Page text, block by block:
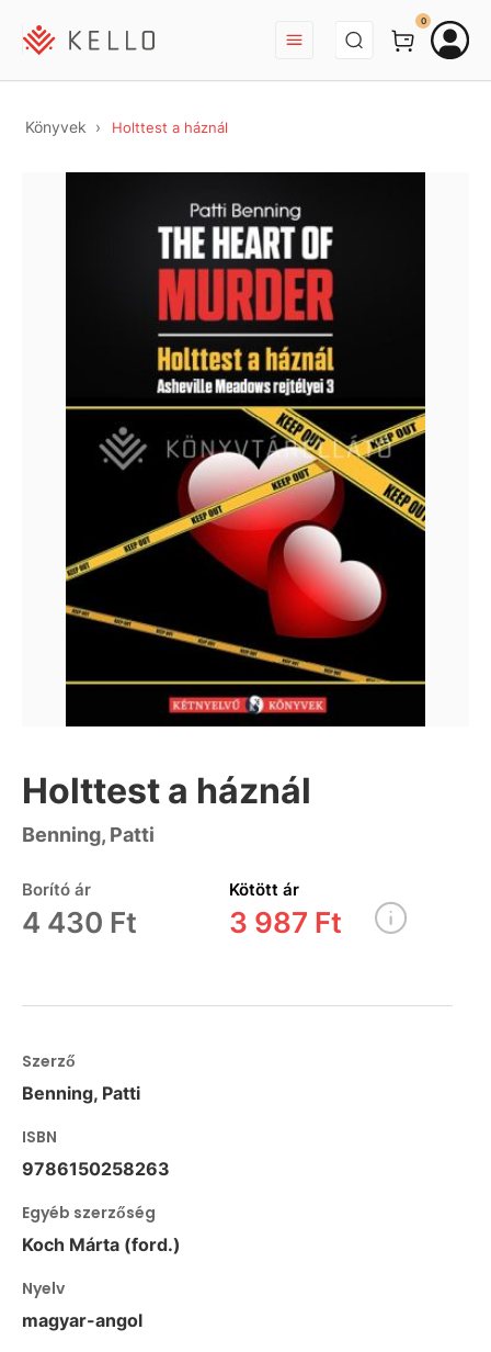
BEJELENTKEZÉS
0
Könyvek Holttest a háznál
Holttest a háznál
Benning, Patti
Borító ár
4 430 Ft
Kötött ár
3 987 Ft
Szerző
Benning, Patti
ISBN
9786150258263
Egyéb szerzőség
Koch Márta (ford.)
Nyelv
magyar-angol